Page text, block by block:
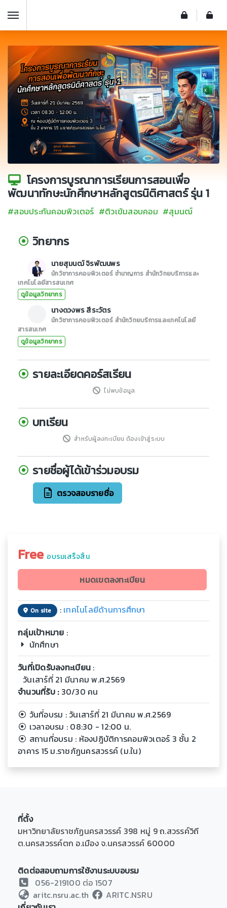
โครงการบูรณาการเรียนการสอนเพื่อ
พัฒนาทักษะนักศึกษาหลักสูตรนิติศาสตร์ รุ่น 1
#สอบประกันคอมพิวเตอร์ #ติวเข้มสอบคอม #สุมนฒ์
วิทยากร
นายสุมนฒ์ จิรพัฒนพร
นักวิชาการคอมพิวเตอร์ ชำนาญการ สำนักวิทยบริการและ
เทคโนโลยีสารสนเทศ
ดูข้อมูลวิทยากร
นางดวงพร สีระวัตร
นักวิชาการคอมพิวเตอร์ สำนักวิทยบริการและเทคโนโลยี
สารสนเทศ
ดูข้อมูลวิทยากร
รายละเอียดคอร์สเรียน
ไม่พบข้อมูล
บทเรียน
สำหรับผู้ลงทะเบียน ต้องเข้าสู่ระบบ
รายชื่อผู้ได้เข้าร่วมอบรม
ตรวจสอบรายชื่อ
Free อบรมเสร็จสิ้น
หมดเขตลงทะเบียน
On site : เทคโนโลยีด้านการศึกษา
กลุ่มเป้าหมาย :
นักศึกษา
วันที่เปิดรับลงทะเบียน :
วันเสาร์ที่ 21 มีนาคม พ.ศ.2569
จำนวนที่รับ :30/30 คน
วันที่อบรม : วันเสาร์ที่ 21 มีนาคม พ.ศ.2569
เวลาอบรม : 08:30 - 12:00 น.
สถานที่อบรม : ห้องปฎิบัติการคอมพิวเตอร์ 3 ชั้น 2
อาคาร 15 ม.ราชภัฏนครสวรรค์ (ม.ใน)
ที่ตั้ง
มหาวิทยาลัยราชภัฏนครสวรรค์ 398 หมู่ 9 ถ.สวรรค์วิถี
ต.นครสวรรค์ตก อ.เมือง จ.นครสวรรค์ 60000
ติดต่อสอบถามการใช้งานระบบอบรม
056-219100 ต่อ 1507
aritc.nsru.ac.th
ARITC.NSRU